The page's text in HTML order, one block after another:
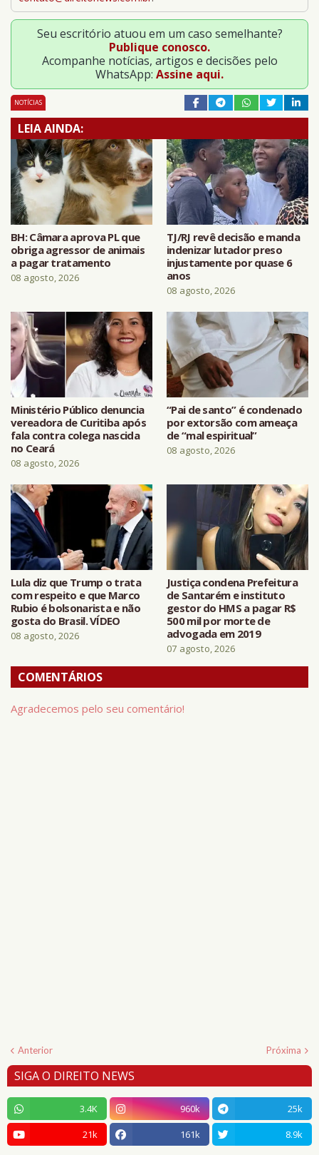
Seu escritório atuou em um caso semelhante?
Publique conosco.
Acompanhe notícias, artigos e decisões pelo
WhatsApp: Assine aqui.
NOTÍCIAS
LEIA AINDA:
BH: Câmara aprova PL que
obriga agressor de animais
a pagar tratamento
08 agosto, 2026
TJ/RJ revê decisão e manda
indenizar lutador preso
injustamente por quase 6
anos
08 agosto, 2026
Ministério Público denuncia
vereadora de Curitiba após
fala contra colega nascida
no Ceará
08 agosto, 2026
“Pai de santo” é condenado
por extorsão com ameaça
de “mal espiritual”
08 agosto, 2026
Lula diz que Trump o trata
com respeito e que Marco
Rubio é bolsonarista e não
gosta do Brasil. VÍDEO
08 agosto, 2026
Justiça condena Prefeitura
de Santarém e instituto
gestor do HMS a pagar R$
500 mil por morte de
advogada em 2019
07 agosto, 2026
COMENTÁRIOS
Agradecemos pelo seu comentário!
Anterior Próxima
SIGA O DIREITO NEWS
3.4K 960k
25k
21k
161k 8.9k